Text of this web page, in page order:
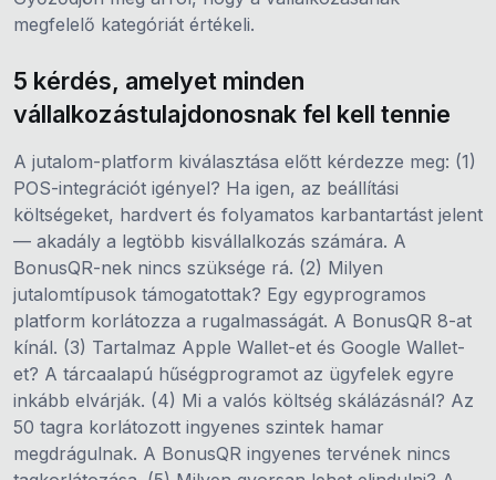
megfelelő kategóriát értékeli.
5 kérdés, amelyet minden
vállalkozástulajdonosnak fel kell tennie
A jutalom-platform kiválasztása előtt kérdezze meg: (1)
POS-integrációt igényel? Ha igen, az beállítási
költségeket, hardvert és folyamatos karbantartást jelent
— akadály a legtöbb kisvállalkozás számára. A
BonusQR-nek nincs szüksége rá. (2) Milyen
jutalomtípusok támogatottak? Egy egyprogramos
platform korlátozza a rugalmasságát. A BonusQR 8-at
kínál. (3) Tartalmaz Apple Wallet-et és Google Wallet-
et? A tárcaalapú hűségprogramot az ügyfelek egyre
inkább elvárják. (4) Mi a valós költség skálázásnál? Az
50 tagra korlátozott ingyenes szintek hamar
megdrágulnak. A BonusQR ingyenes tervének nincs